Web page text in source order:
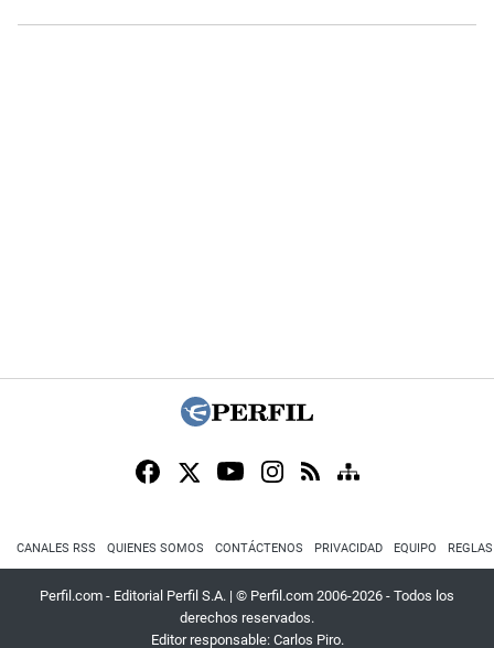
CANALES RSS QUIENES SOMOS CONTÁCTENOS PRIVACIDAD EQUIPO
Perfil.com - Editorial Perfil S.A. | © Perfil.com 2006-2026 - Todos los
derechos reservados.
Editor responsable: Carlos Piro.